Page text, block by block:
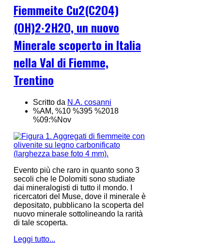
Fiemmeite Cu2(C2O4)
(OH)2∙2H2O, un nuovo
Minerale scoperto in Italia
nella Val di Fiemme,
Trentino
Scritto da N.A. cosanni
%AM, %10 %395 %2018
%09:%Nov
Evento più che raro in quanto sono 3
secoli che le Dolomiti sono studiate
dai mineralogisti di tutto il mondo. I
ricercatori del Muse, dove il minerale è
depositato, pubblicano la scoperta del
nuovo minerale sottolineando la rarità
di tale scoperta.
Leggi tutto...